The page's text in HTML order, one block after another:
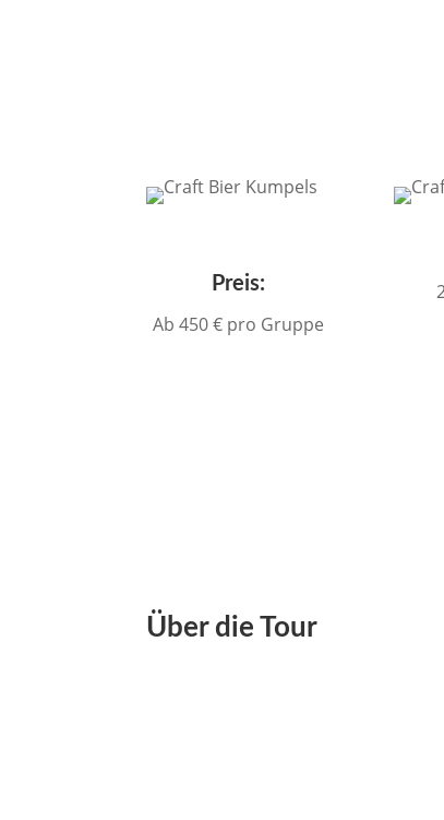
Preis:
Ab 450 € pro Gruppe
Über die Tour